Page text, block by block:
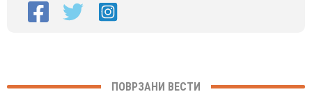
ПОВРЗАНИ ВЕСТИ